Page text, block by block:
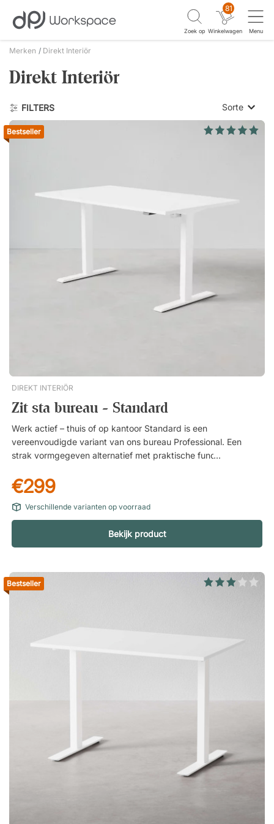
Zoek op
81
Winkelwagen Menu
Merken Direkt Interiör
Direkt Interiör
FILTERS Sorte
Laagste
Bestseller
DIREKT INTERIÖR
Zit sta bureau - Standard
Werk actief – thuis of op kantoor Standard is een
vereenvoudigde variant van ons bureau Professional. Een
strak vormgegeven alternatief met praktische functies dat net
in hoogte verstelbaar bureau kun je eenvoudig van
werkhouding wisselen en je energieniveau de hele dag op peil
houden. Meer energie door beweging tijdens het werk
Urenlang in dezelfde zittende houding zitten is belastend voor
het lichaam. Door af te wisselen tussen zittend en staand
werken doe je je lichaam een groot plezier – betere
en nek. Met een in hoogte verstelbaar bureau beweeg je
moeiteloos gedurende de dag en verbeter je tegelijkertijd je
werkweek 80.000 calorieën extra per jaar (dat staat gelijk aan
zo’n 10 marathons!) Voorkom krassen en lastig schoonmaken
Het bureaublad is licht en gemaakt van spaanplaat met hoge
verstelbare bureau in een mum van tijd klaar. Ervaring is niet
nodig, en natuurlijk staan wij voor je klaar als je vragen hebt.
Specificatie Onderstel Hoogteverstelling via bedieningspaneel
onder het bureaublad. Poedercoating met geharde afwerking.
€299
Verschillende varianten op voorraad
Bekijk product
Bestseller